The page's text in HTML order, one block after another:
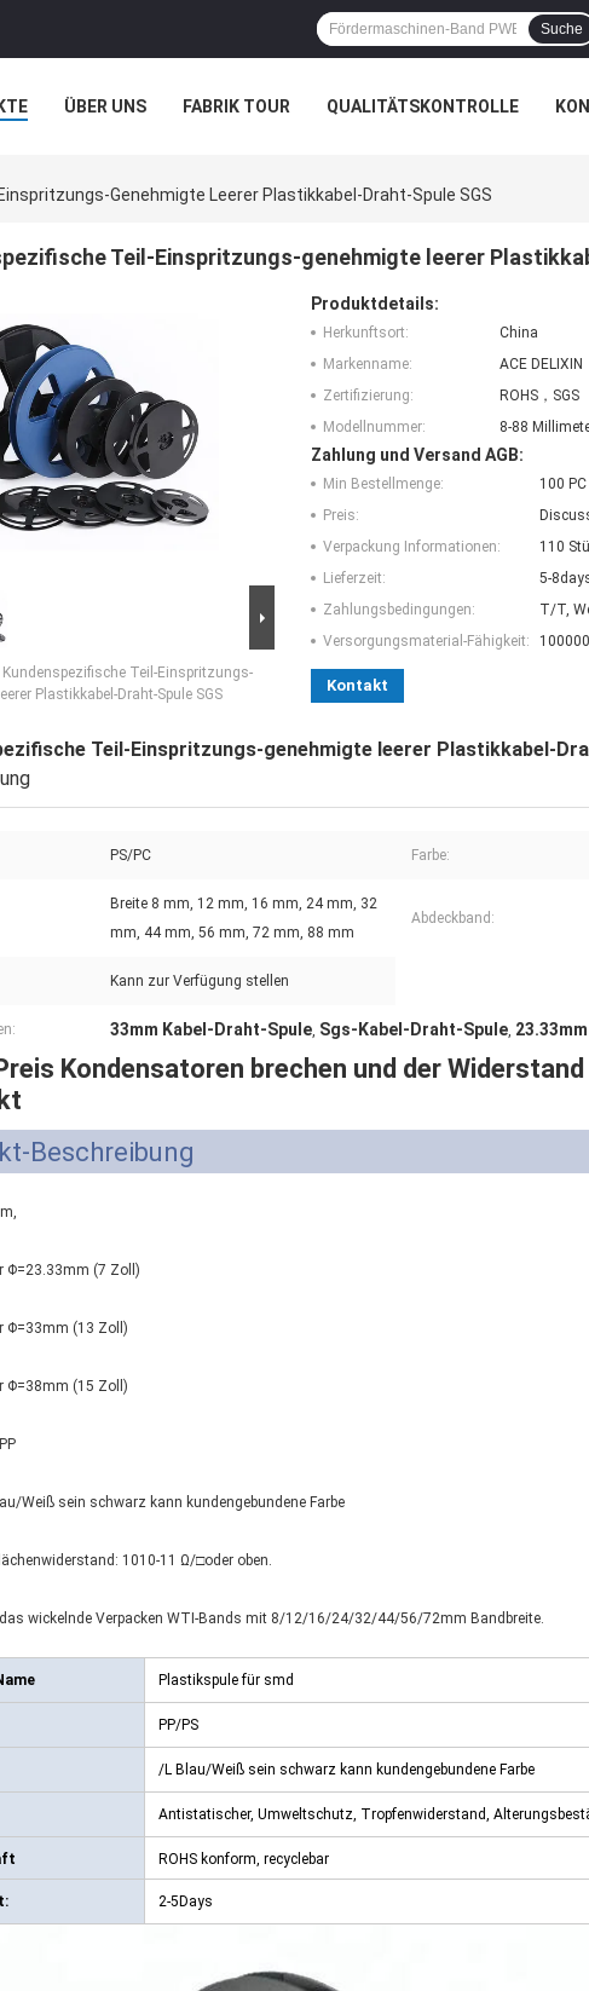
Suche
ÜBER UNS FABRIK TOUR QUALITÄTSKONTROLLE
Genehmigte Leerer Plastikkabel-Draht-Spule SGS
Teil-Einspritzungs-genehmigte leerer
Kundenspezifische Teil-Einspritzungs-
Plastikkabel-Draht-Spule SGS
Produktdetails:
Herkunftsort:
China
Markenname:
ACE DELIXIN
Zertifizierung:
ROHS，SGS
Modellnummer:
8-88
Zahlung und Versand AGB:
Min Bestellmenge:
100 PC
Preis:
Verpackung Informationen:
110
Lieferzeit:
5-
Zahlungsbedingungen:
T/T,
Versorgungsmaterial-Fähigkeit:
Kontakt
Teil-Einspritzungs-genehmigte leerer Plastikkabel-
PS/PC Farbe:
Breite 8 mm, 12 mm, 16 mm, 24 mm, 32
mm, 44 mm, 56 mm, 72 mm, 88 mm
Abdeckband:
Kann zur Verfügung stellen
33mm Kabel-Draht-Spule, Sgs-Kabel-Draht-Spule,
Kondensatoren brechen und der
Beschreibung
Φ=23.33mm (7 Zoll)
Φ=33mm (13 Zoll)
Φ=38mm (15 Zoll)
Weiß sein schwarz kann kundengebundene Farbe
1010-11 Ω/□oder oben.
wickelnde Verpacken WTI-Bands mit 8/12/16/24/32/44/56/72mm Bandbreite.
Plastikspule für smd
PP/PS
/L Blau/Weiß sein schwarz kann kundengebundene Farbe
Antistatischer, Umweltschutz, Tropfenwiderstand,
ROHS konform, recyclebar
2-5Days